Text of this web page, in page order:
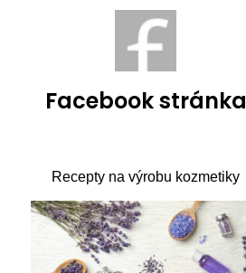
Facebook stránka
Recepty na výrobu kozmetiky